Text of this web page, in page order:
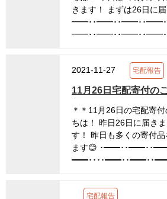
きます！ まずは26日に
━━･･━━･･━━･･━━･
━━･･━━･･━━･･━━･
2021-11-27 宅配報告
11月26日宅配寄付の
＊＊11月26日の宅配寄
ちは！ 昨日26日に届き
す！ 昨日も多くの寄付
ます😊 ･━━･･━━･･
━━････━━･･━━･･
宅配報告